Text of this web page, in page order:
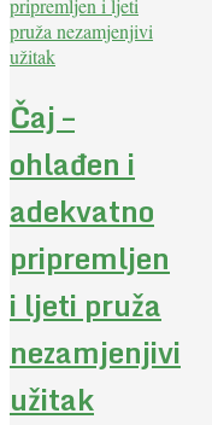
Čaj –
ohlađen i
adekvatno
pripremljen
i ljeti pruža
nezamjenjivi
užitak